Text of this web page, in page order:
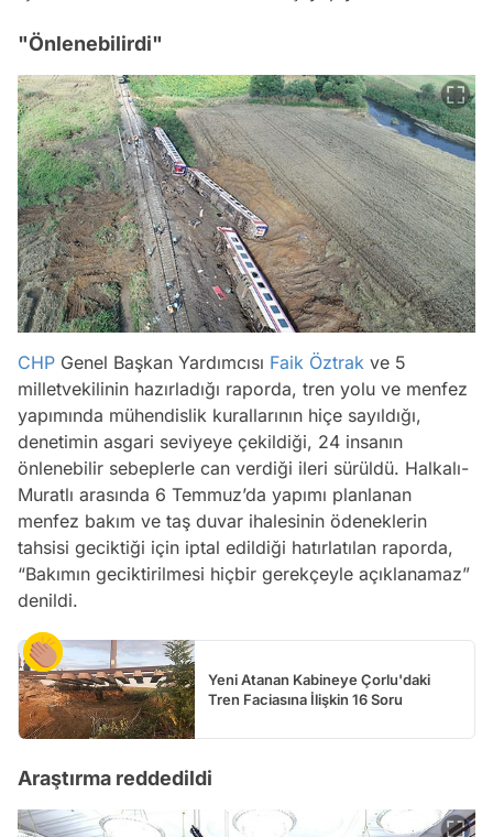
"Önlenebilirdi"
CHP Genel Başkan Yardımcısı Faik Öztrak ve 5
milletvekilinin hazırladığı raporda, tren yolu ve menfez
yapımında mühendislik kurallarının hiçe sayıldığı,
denetimin asgari seviyeye çekildiği, 24 insanın
önlenebilir sebeplerle can verdiği ileri sürüldü. Halkalı-
Muratlı arasında 6 Temmuz’da yapımı planlanan
menfez bakım ve taş duvar ihalesinin ödeneklerin
tahsisi geciktiği için iptal edildiği hatırlatılan raporda,
“Bakımın geciktirilmesi hiçbir gerekçeyle açıklanamaz”
denildi.
Yeni Atanan Kabineye Çorlu'daki
Tren Faciasına İlişkin 16 Soru
Araştırma reddedildi